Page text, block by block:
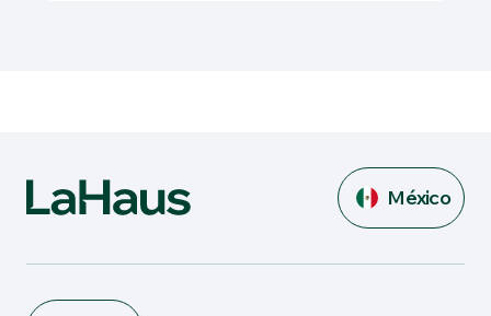
México